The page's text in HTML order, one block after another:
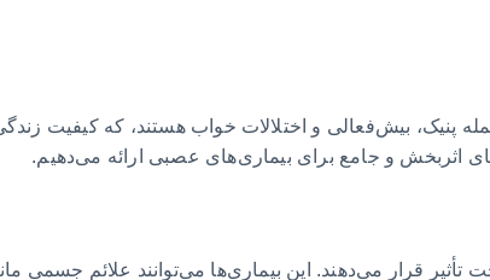
پنیک، بیش‌فعالی و اختلالات خواب هستند، که کیفیت
اثربخش و جامع برای بیماری‌های عصبی ارائه می‌دهیم.
قرار می‌دهند. این بیماری‌ها می‌توانند علائم جسمی